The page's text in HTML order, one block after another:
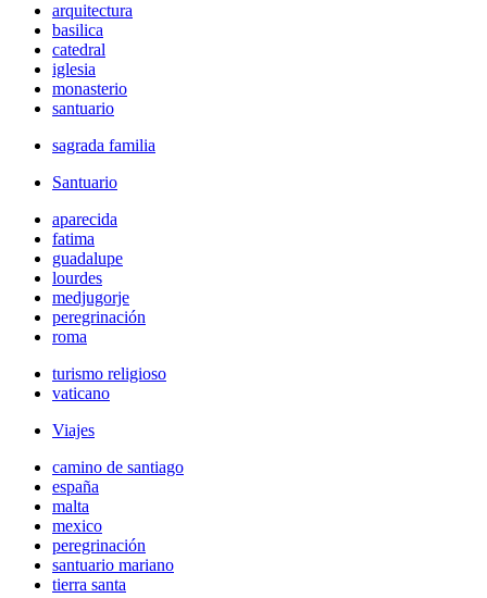
arquitectura
basilica
catedral
iglesia
monasterio
santuario
sagrada familia
Santuario
aparecida
fatima
guadalupe
lourdes
medjugorje
peregrinación
roma
turismo religioso
vaticano
Viajes
camino de santiago
españa
malta
mexico
peregrinación
santuario mariano
tierra santa